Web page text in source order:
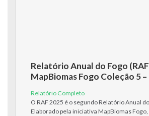
Relatório Anual do Fogo
MapBiomas Fogo Coleção 5
Relatório Completo
O RAF 2025 é o segundo Relatório Anual
Elaborado pela iniciativa MapBiomas